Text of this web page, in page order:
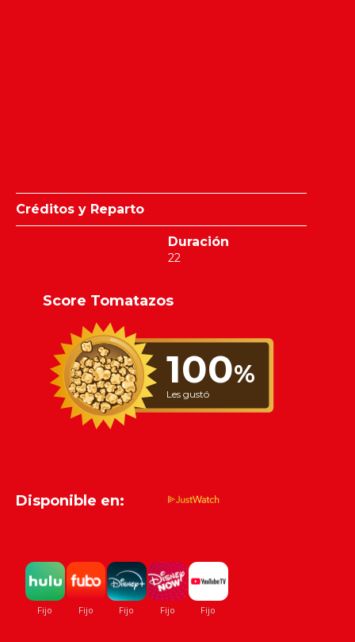
Créditos y Reparto
Duración
22
Score Tomatazos
100%
Les gustó
Disponible en: